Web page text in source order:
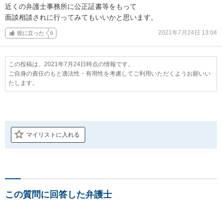
近くの弁護士事務所に公正証書等をもって
面談相談されに行ってみてもいいかと思います。
役に立った 0 2021年7月24日 13:04
この投稿は、2021年7月24日時点の情報です。
ご自身の責任のもと適法性・有用性を考慮してご利用いただくようお願いい
たします。
マイリストに入れる
この質問に回答した弁護士